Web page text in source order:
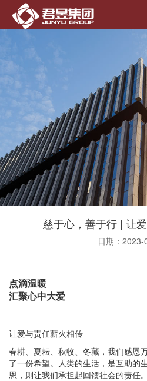
慈于心，善于行 | 让
日期：2023-
点滴温暖
汇聚心中大爱
让爱与责任薪火相传
春耕、夏耘、秋收、冬藏，我们感恩
了一份希望。人类的生活，是互助的
恩，则让我们承担起回馈社会的责任。